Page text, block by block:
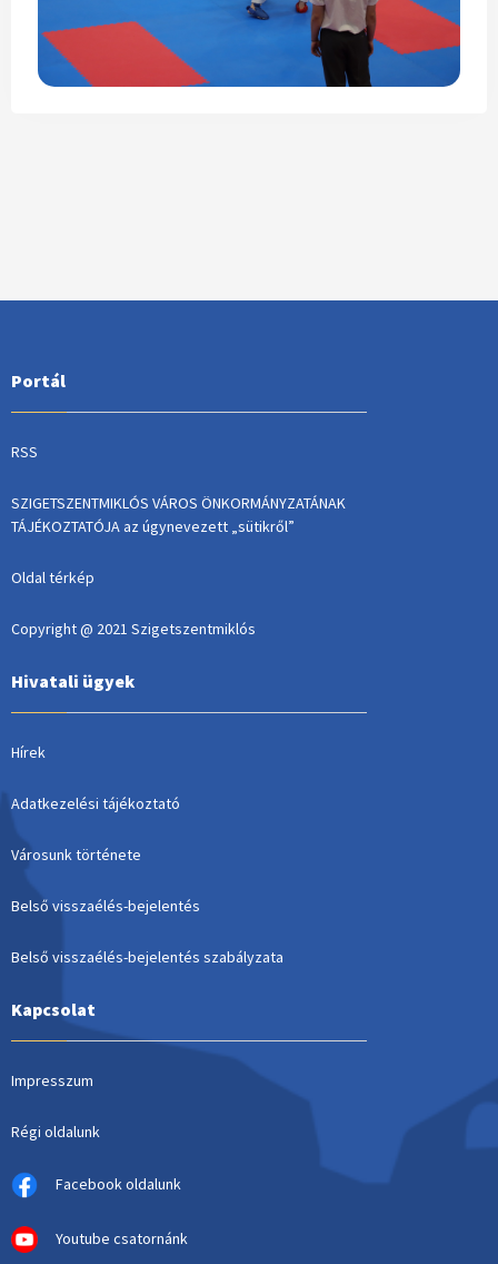
Portál
RSS
SZIGETSZENTMIKLÓS VÁROS ÖNKORMÁNYZATÁNAK
TÁJÉKOZTATÓJA az úgynevezett „sütikről”
Oldal térkép
Copyright @ 2021 Szigetszentmiklós
Hivatali ügyek
Hírek
Adatkezelési tájékoztató
Városunk története
Belső visszaélés-bejelentés
Belső visszaélés-bejelentés szabályzata
Kapcsolat
Impresszum
Régi oldalunk
Facebook oldalunk
Youtube csatornánk